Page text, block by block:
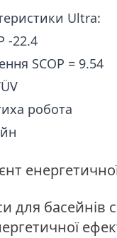
Ultra:
-22.4
SCOP = 9.54
робота
для басейнів